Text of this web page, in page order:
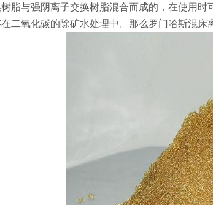
脂与强阴离子交换树脂混合而成的，在使用
二氧化碳的除矿水处理中。那么罗门哈斯混床